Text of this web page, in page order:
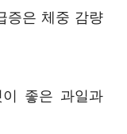
증은 체중 감량
좋은 과일과